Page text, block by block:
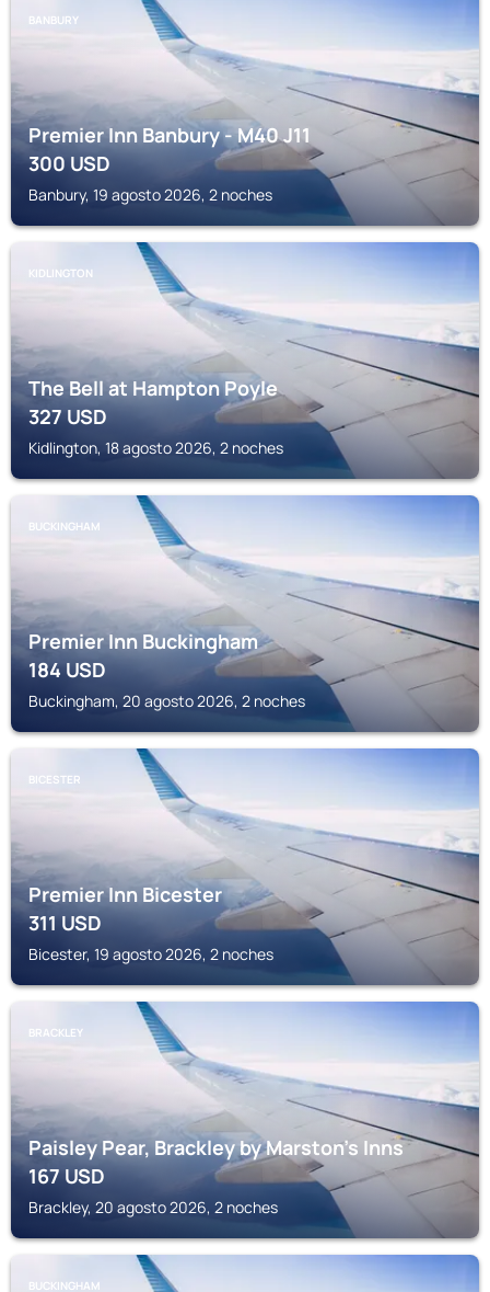
BANBURY
Premier Inn Banbury - M40 J11
300USD
Banbury, 19 agosto 2026, 2 noches
KIDLINGTON
The Bell at Hampton Poyle
327USD
Kidlington, 18 agosto 2026, 2 noches
BUCKINGHAM
Premier Inn Buckingham
184USD
Buckingham, 20 agosto 2026, 2 noches
BICESTER
Premier Inn Bicester
311USD
Bicester, 19 agosto 2026, 2 noches
BRACKLEY
Paisley Pear, Brackley by Marston's Inns
167USD
Brackley, 20 agosto 2026, 2 noches
BUCKINGHAM